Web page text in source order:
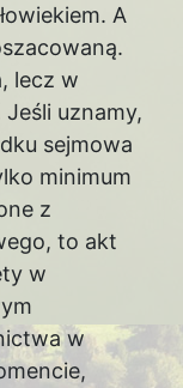
A
lecz w
uznamy,
sejmowa
minimum
z
to akt
w
w